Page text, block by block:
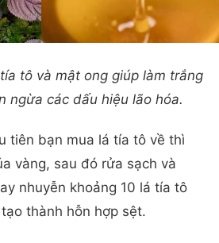
tô và mật ong giúp làm trắng
ngừa các dấu hiệu lão hóa.
tiên bạn mua lá tía tô về thì
vàng, sau đó rửa sạch và
nhuyễn khoảng 10 lá tía tô
thành hỗn hợp sệt.